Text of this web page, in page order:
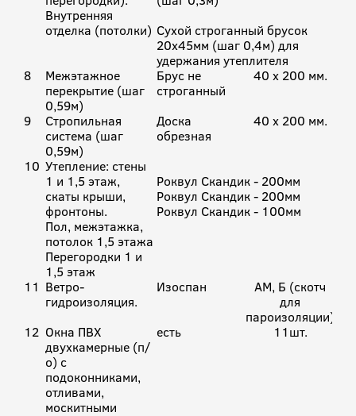
Внутренняя
отделка (потолки) Сухой строганный брусок
20х45мм (шаг 0,4м) для
удержания утеплителя
8
Межэтажное
перекрытие (шаг
0,59м)
Брус не
строганный
40 х 200 мм.
9
Стропильная
система (шаг
0,59м)
Доска
обрезная
40 х 200 мм.
10 Утепление: стены
1 и 1,5 этаж,
скаты крыши,
фронтоны.
Пол, межэтажка,
потолок 1,5 этажа
Перегородки 1 и
1,5 этаж
Роквул Скандик - 200мм
Роквул Скандик - 200мм
Роквул Скандик - 100мм
11 Ветро-
гидроизоляция.
Изоспан
АМ, Б (скотч
для
пароизоляции)
12 Окна ПВХ
двухкамерные (п/
о) с
подоконниками,
отливами,
москитными
есть 11шт.